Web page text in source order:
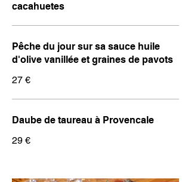
cacahuetes
Pêche du jour sur sa sauce huile
d'olive vanillée et graines de pavots
27 €
Daube de taureau à Provencale
29 €